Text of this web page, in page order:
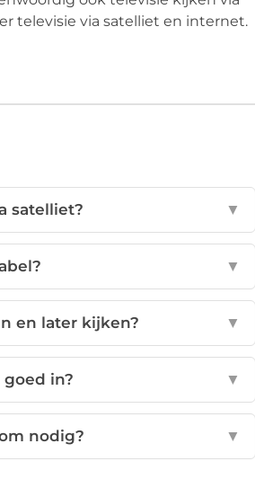
televisie via satelliet en internet.
satelliet? ▼
▼
en later kijken? ▼
in? ▼
nodig? ▼